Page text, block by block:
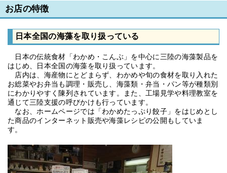
お店の特徴
日本全国の海藻を取り扱っている
日本の伝統食材「わかめ・こんぶ」を中心に三陸の海藻製品を
はじめ、日本全国の海藻を取り扱っています。
店内は、海産物にとどまらず、わかめや旬の食材を取り入れた
お総菜やお弁当も調理・販売し、海藻類・弁当・パン等が種類別
にわかりやすく陳列されています。また、工場見学や料理教室を
通じて三陸支援の呼びかけも行っています。
なお、ホームページでは「わかめたっぷり餃子」をはじめとし
た商品のインターネット販売や海藻レシピの公開もしていま
す。